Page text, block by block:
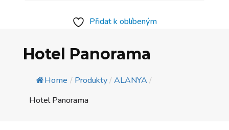
Přidat k oblíbeným
Hotel Panorama
Home / Produkty/ALANYA /
Hotel Panorama